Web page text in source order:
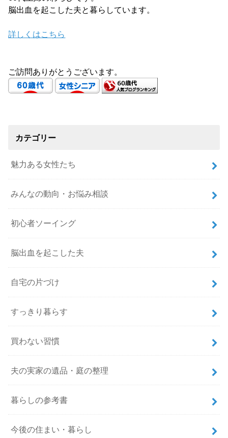
脳出血を起こした夫と暮らしています。
詳しくはこちら
ご訪問ありがとうございます。
カテゴリー
魅力ある女性たち
みんなの動向・お悩み相談
初心者ソーイング
脳出血を起こした夫
自宅の片づけ
すっきり暮らす
買わない習慣
夫の実家の遺品・庭の整理
暮らしの参考書
今後の住まい・暮らし